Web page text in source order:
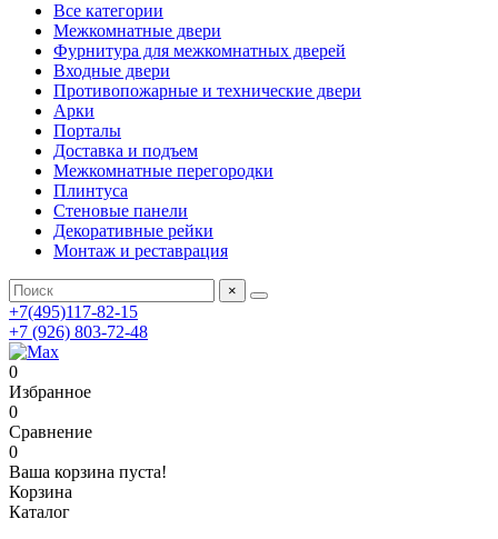
Все категории
Межкомнатные двери
Фурнитура для межкомнатных дверей
Входные двери
Противопожарные и технические двери
Арки
Порталы
Доставка и подъем
Межкомнатные перегородки
Плинтуса
Стеновые панели
Декоративные рейки
Монтаж и реставрация
×
+7(495)117-82-15
+7 (926) 803-72-48
0
Избранное
0
Сравнение
0
Ваша корзина пуста!
Корзина
Каталог